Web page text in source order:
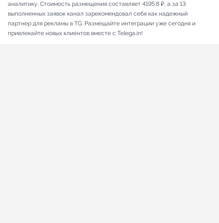
аналитику. Стоимость размещения составляет 4195.8 ₽, а за 13
выполненных заявок канал зарекомендовал себя как надежный
партнер для рекламы в TG. Размещайте интеграции уже сегодня и
привлекайте новых клиентов вместе с Telega.in!